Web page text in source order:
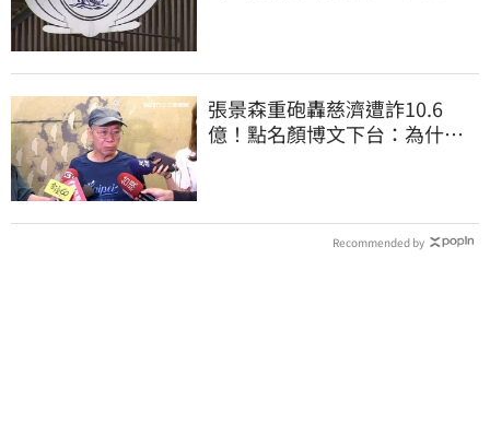
張景森重砲轟慈濟遭詐10.6
億！點名顏博文下台：為什麼
Recommended by